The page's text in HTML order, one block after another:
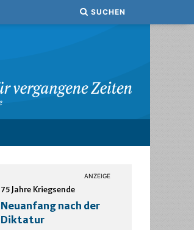
SUCHEN
75 Jahre Kriegsende
Neuanfang nach der
Diktatur